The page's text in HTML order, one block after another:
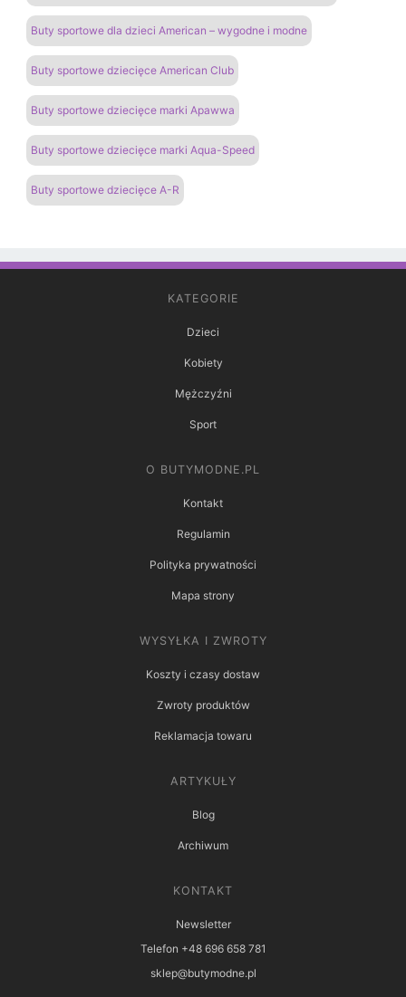
Buty sportowe dla dzieci American – wygodne i modne
Buty sportowe dziecięce American Club
Buty sportowe dziecięce marki Apawwa
Buty sportowe dziecięce marki Aqua-Speed
Buty sportowe dziecięce A-R
KATEGORIE
Dzieci
Kobiety
Mężczyźni
Sport
O BUTYMODNE.PL
Kontakt
Regulamin
Polityka prywatności
Mapa strony
WYSYŁKA I ZWROTY
Koszty i czasy dostaw
Zwroty produktów
Reklamacja towaru
ARTYKUŁY
Blog
Archiwum
KONTAKT
Newsletter
Telefon +48 696 658 781
sklep@butymodne.pl